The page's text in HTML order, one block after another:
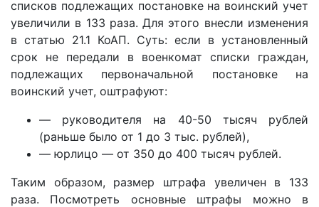
списков подлежащих постановке на воинский учет
увеличили в 133 раза. Для этого внесли изменения
в статью 21.1 КоАП. Суть: если в установленный
срок не передали в военкомат списки граждан,
подлежащих первоначальной постановке на
воинский учет, оштрафуют:
— руководителя на 40-50 тысяч рублей
(раньше было от 1 до 3 тыс. рублей),
— юрлицо — от 350 до 400 тысяч рублей.
Таким образом, размер штрафа увеличен в 133
раза. Посмотреть основные штрафы можно в